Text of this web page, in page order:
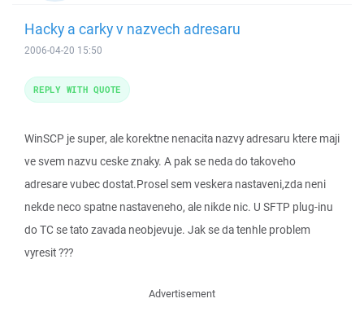
Hacky a carky v nazvech adresaru
2006-04-20 15:50
WinSCP je super, ale korektne nenacita nazvy adresaru ktere maji
ve svem nazvu ceske znaky. A pak se neda do takoveho
adresare vubec dostat.Prosel sem veskera nastaveni,zda neni
nekde neco spatne nastaveneho, ale nikde nic. U SFTP plug-inu
do TC se tato zavada neobjevuje. Jak se da tenhle problem
vyresit ???
REPLY WITH QUOTE
Advertisement